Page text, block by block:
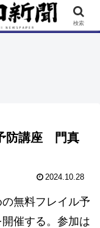
街ネタ イベント
防講座 門真
2024.10.28
無料フレイル予
催する。参加は
検索